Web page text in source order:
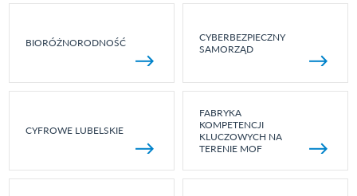
BIORÓŻNORODNOŚĆ
CYBERBEZPIECZNY
SAMORZĄD
CYFROWE LUBELSKIE
FABRYKA
KOMPETENCJI
KLUCZOWYCH NA
TERENIE MOF